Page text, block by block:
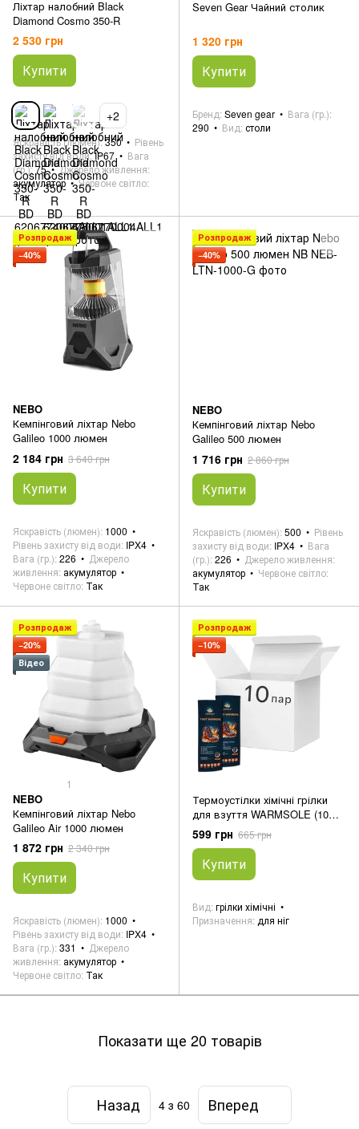
Ліхтар налобний Black
Diamond Cosmo 350-R
2 530 грн
Купити
+2
Яскравість (люмен) 350
Рівень
захисту від води IP67
Вага
(гр.) 75
Джерело живлення
акумулятор
Червоне світло
Так
Seven Gear Чайний столик
1 320 грн
Купити
Бренд Seven gear
Вага (гр.)
290
Вид столи
Розпродаж
−40%
NEBO
Кемпінговий ліхтар Nebo
Galileo 1000 люмен
2 184 грн 3 640 грн
Купити
Яскравість (люмен) 1000
Рівень захисту від води IPX4
Вага (гр.) 226
Джерело
живлення акумулятор
Червоне світло Так
Розпродаж
−40%
NEBO
Кемпінговий ліхтар Nebo
Galileo 500 люмен
1 716 грн 2 860 грн
Купити
Яскравість (люмен) 500
Рівень
захисту від води IPX4
Вага
(гр.) 226
Джерело живлення
акумулятор
Червоне світло
Так
Розпродаж
−20%
Відео
1
NEBO
Кемпінговий ліхтар Nebo
Galileo Air 1000 люмен
1 872 грн 2 340 грн
Купити
Яскравість (люмен) 1000
Рівень захисту від води IPX4
Вага (гр.) 331
Джерело
живлення акумулятор
Червоне світло Так
Розпродаж
−10%
Термоустілки хімічні грілки
для взуття WARMSOLE (10
штук)
599 грн 665 грн
Купити
Вид грілки хімічні
Призначення для ніг
Показати ще 20 товарів
Назад 4 з 60 Вперед